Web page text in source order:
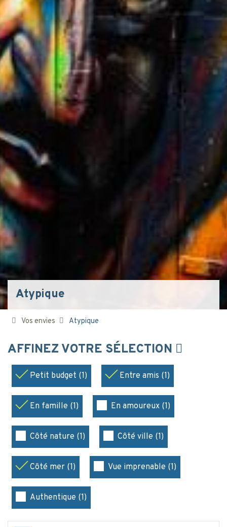
Atypique
Vos envies Atypique
AFFINEZ VOTRE SÉLECTION
Petit budget (1) Entre amis (1)
En famille (1) En amoureux (1)
Côté nature (1) Côté ville (1)
Côté mer (1) Vue imprenable (1)
Authentique (1)